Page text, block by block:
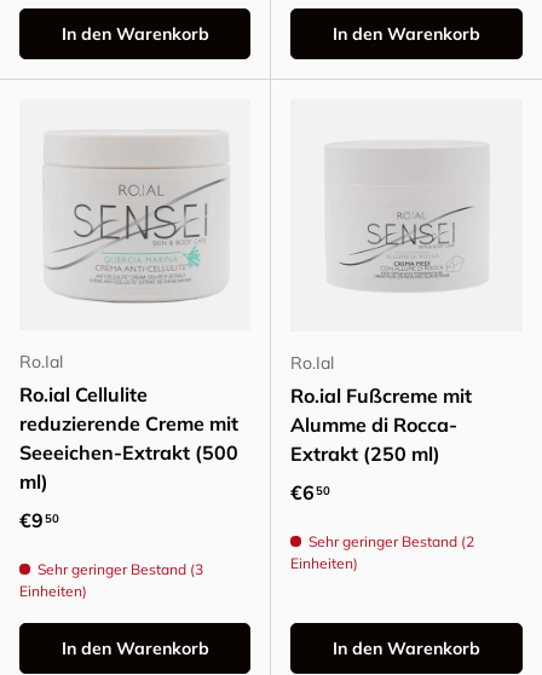
In den Warenkorb In den Warenkorb
Ro.Ial
Ro.ial Cellulite
reduzierende Creme mit
Seeeichen-Extrakt (500
ml)
Normaler Preis
€950
Sehr geringer Bestand (3
Einheiten)
In den Warenkorb
Ro.Ial
Ro.ial Fußcreme mit
Alumme di Rocca-
Extrakt (250 ml)
Normaler Preis
€650
Sehr geringer Bestand (2
Einheiten)
In den Warenkorb